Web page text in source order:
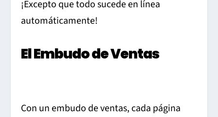
¡Excepto que todo sucede en línea
automáticamente!
El Embudo de Ventas
Con un embudo de ventas, cada página